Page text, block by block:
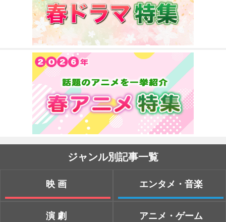
ジャンル別記事一覧
映画
演劇
エンタメ・音楽
アニメ・ゲーム